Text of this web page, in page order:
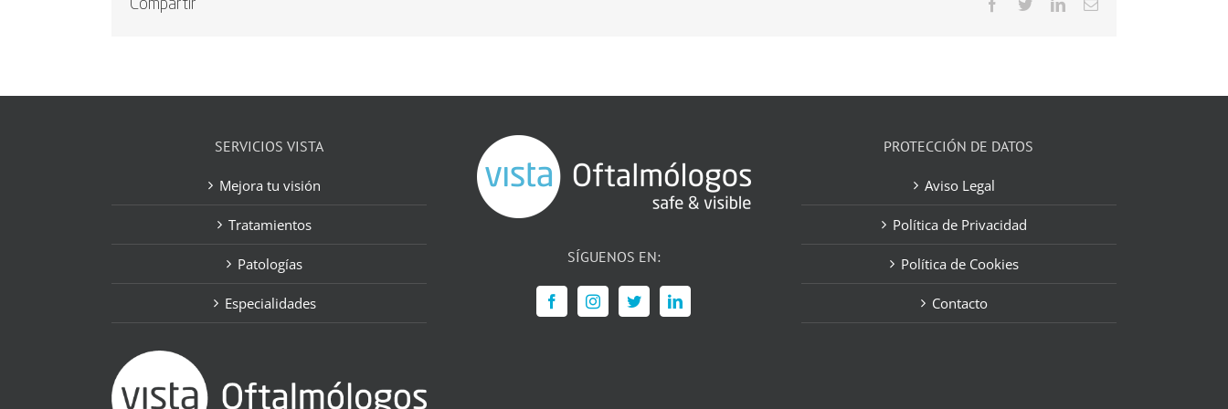
Compartir Facebook
TwitterLinkedInCorreo
SERVICIOS VISTA
Mejora tu visión
Tratamientos
Patologías
Especialidades
SÍGUENOS EN:
PROTECCIÓN DE DATOS
Aviso Legal
Política de Privacidad
Política de Cookies
Contacto